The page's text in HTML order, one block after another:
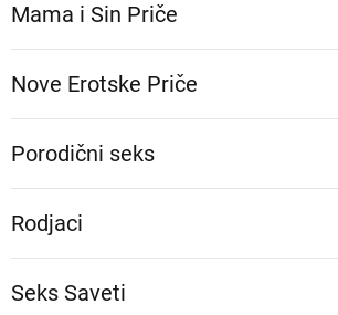
Mama i Sin Priče
Nove Erotske Priče
Porodični seks
Rodjaci
Seks Saveti